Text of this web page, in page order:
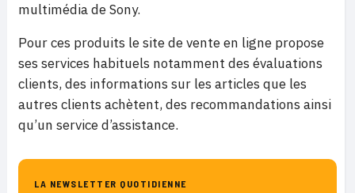
multimédia de Sony.
Pour ces produits le site de vente en ligne propose
ses services habituels notamment des évaluations
clients, des informations sur les articles que les
autres clients achètent, des recommandations ainsi
qu’un service d’assistance.
LA NEWSLETTER QUOTIDIENNE